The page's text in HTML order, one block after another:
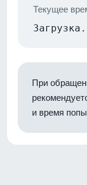
Текущее
При
и время